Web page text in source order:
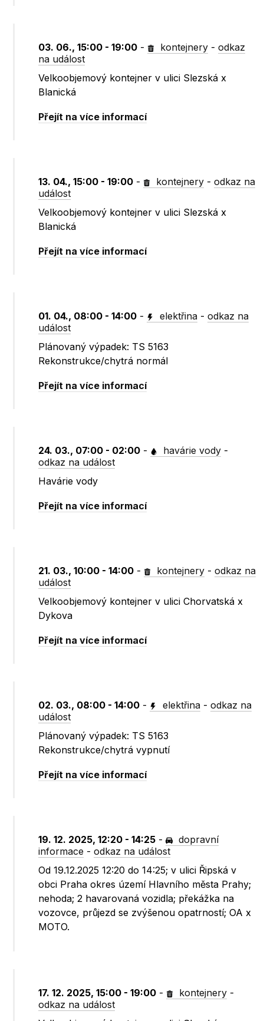
03. 06., 15:00 - 19:00 - kontejnery -odkaz
na událost
Velkoobjemový kontejner v ulici Slezská x
Blanická
Přejít na více informací
13. 04., 15:00 - 19:00 - kontejnery -odkaz na
událost
Velkoobjemový kontejner v ulici Slezská x
Blanická
Přejít na více informací
01. 04., 08:00 - 14:00 - elektřina -odkaz na
událost
Plánovaný výpadek: TS 5163
Rekonstrukce/chytrá normál
Přejít na více informací
24. 03., 07:00 - 02:00 - havárie vody -
odkaz na událost
Havárie vody
Přejít na více informací
21. 03., 10:00 - 14:00 - kontejnery -odkaz na
událost
Velkoobjemový kontejner v ulici Chorvatská x
Dykova
Přejít na více informací
02. 03., 08:00 - 14:00 - elektřina -odkaz na
událost
Plánovaný výpadek: TS 5163
Rekonstrukce/chytrá vypnutí
Přejít na více informací
19. 12. 2025, 12:20 - 14:25 -
dopravní
informace -odkaz na událost
Od 19.12.2025 12:20 do 14:25; v ulici Řipská v
obci Praha okres území Hlavního města Prahy;
nehoda; 2 havarovaná vozidla; překážka na
vozovce, průjezd se zvýšenou opatrností; OA x
MOTO.
17. 12. 2025, 15:00 - 19:00 - kontejnery -
odkaz na událost